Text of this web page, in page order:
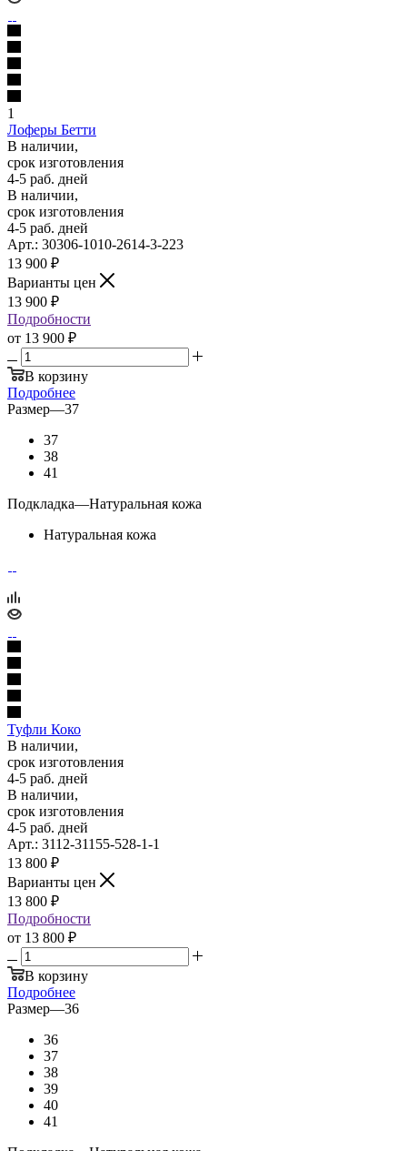
1
Лоферы Бетти
В наличии,
срок изготовления
4-5 раб. дней
В наличии,
срок изготовления
4-5 раб. дней
Арт.: 30306-1010-2614-3-223
13 900 ₽
Варианты цен
13 900 ₽
Подробности
от 13 900 ₽
В корзину
Подробнее
Размер—37
37
38
41
Подкладка—Натуральная кожа
Натуральная кожа
Туфли Коко
В наличии,
срок изготовления
4-5 раб. дней
В наличии,
срок изготовления
4-5 раб. дней
Арт.: 3112-31155-528-1-1
13 800 ₽
Варианты цен
13 800 ₽
Подробности
от 13 800 ₽
В корзину
Подробнее
Размер—36
36
37
38
39
40
41